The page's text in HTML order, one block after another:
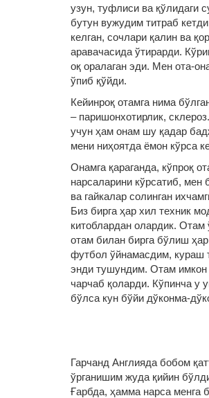
узун, туфлиси ва қўлидаги
бутун вужудим титраб
келган, сочлари қалин ва
аравачасида ўтирарди.
оқ оралаган эди. Мен ота-
ўпиб қўйди.
Кейинроқ отамга нима
– паришонхотирлик,
учун ҳам онам шу қадар
мени ниҳоятда ёмон кўрса
Онамга қараганда, кўпроқ
нарсаларини кўрсатиб, мен
ва гайкалар солинган
Биз бирга ҳар хил техник
китоблардан олардик. Отам
отам билан бирга бўлиш
футбол ўйнамасдим, кураш
энди тушундим. Отам имкон
чарчаб қоларди. Кўпинча у
бўлса кун бўйи дўконма-
Гарчанд Англияда бобом
ўрганишим жуда қийин
Ғарбда, ҳамма нарса менга